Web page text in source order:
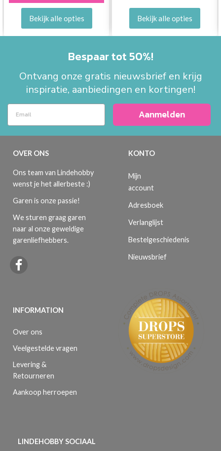
Bekijk alle opties Bekijk alle opties
Bespaar tot 50%!
Ontvang onze gratis nieuwsbrief en krijg
inspiratie, aanbiedingen en kortingen!
Aanmelden
OVER ONS
Ons team van Lindehobby
wenst je het allerbeste :)
Garen is onze passie!
We sturen graag garen
naar al onze geweldige
garenliefhebbers.
INFORMATION
Over ons
Veelgestelde vragen
Levering &
Retourneren
Aankoop herroepen
KONTO
Mijn
account
Adresboek
Verlanglijst
Bestelgeschiedenis
Nieuwsbrief
LINDEHOBBY SOCIAAL